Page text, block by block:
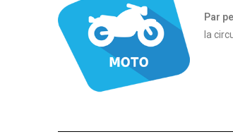
Par
la